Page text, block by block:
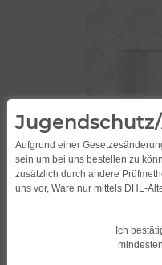
Aufgrund einer
sein um bei uns bestellen zu
zusätzlich durch andere
uns vor, Ware nur mittels DHL-
Ich